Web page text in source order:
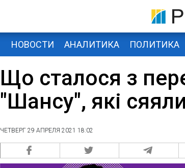
НОВОСТИ АНАЛИТИКА ПОЛИТИКА
Що сталося з
"Шансу", які
ЧЕТВЕРГ 29 АПРЕЛЯ 2021 18:02